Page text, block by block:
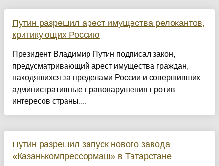
Путин разрешил арест имущества релокантов,
критикующих Россию
Президент Владимир Путин подписал закон,
предусматривающий арест имущества граждан,
находящихся за пределами России и совершивших
административные правонарушения против
интересов страны....
Путин разрешил запуск нового завода
«Казанькомпрессормаш» в Татарстане